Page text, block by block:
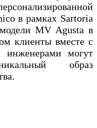
в рамках Sartoria
MV Agusta в
клиенты вместе с
могут
образ